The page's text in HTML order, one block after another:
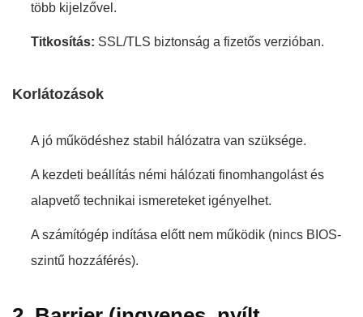
több kijelzővel.
Titkosítás: SSL/TLS biztonság a fizetős verzióban.
Korlátozások
A jó működéshez stabil hálózatra van szüksége.
A kezdeti beállítás némi hálózati finomhangolást és
alapvető technikai ismereteket igényelhet.
A számítógép indítása előtt nem működik (nincs BIOS-
szintű hozzáférés).